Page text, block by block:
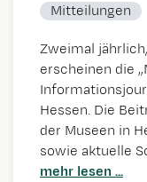
Mitteilungen
Zweimal
erscheinen die
Hessen. Die
der Museen in
sowie aktuelle
mehr lesen ...